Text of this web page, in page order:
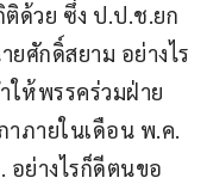
ด้วย ซึ่ง ป.ป.ช.ยก
ศักดิ์สยาม อย่างไร
ให้พรรคร่วมฝ่าย
าภายในเดือน พ.ค.
อย่างไรก็ดีตนขอ